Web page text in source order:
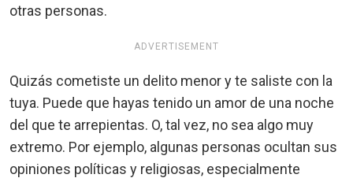
otras personas.
ADVERTISEMENT
Quizás cometiste un delito menor y te saliste con la
tuya. Puede que hayas tenido un amor de una noche
del que te arrepientas. O, tal vez, no sea algo muy
extremo. Por ejemplo, algunas personas ocultan sus
opiniones políticas y religiosas, especialmente